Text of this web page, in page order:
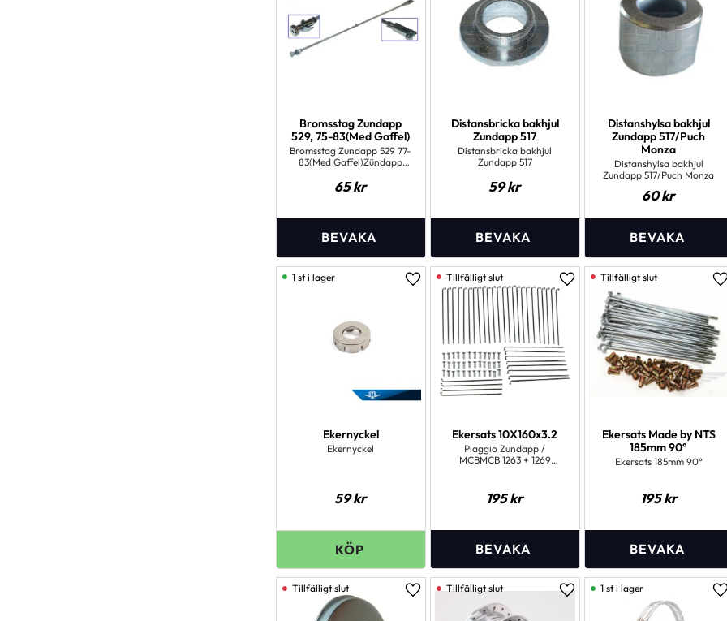
Bromsstag Zundapp
529, 75-83(Med Gaffel)
Bromsstag Zundapp 529 77-
83(Med Gaffel)Zündapp
65kr
Distansbricka bakhjul
Zundapp 517
Distansbricka bakhjul
Zundapp 517
59kr
Distanshylsa bakhjul
Zundapp 517/Puch
Monza
Distanshylsa bakhjul
Zundapp 517/Puch Monza
60kr
Ekernyckel
Ekernyckel
59kr
Lägg till i favoriter
1 st i lager
Ekersats 10X160x3.2
Piaggio Zundapp /
MCBMCB 1263 + 1269
195kr
Lägg till i favoriter
Ekersats Made by NTS
185mm 90°
Ekersats 185mm 90°
195kr
Lägg till i favoriter Lägg till i favoriter
1 st i lager